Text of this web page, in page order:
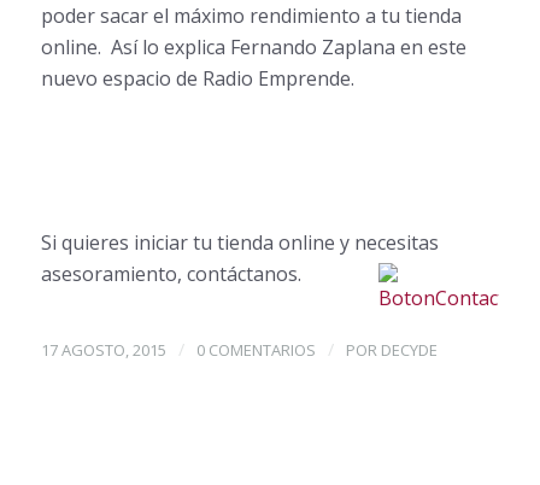
poder sacar el máximo rendimiento a tu tienda
online. Así lo explica Fernando Zaplana en este
nuevo espacio de Radio Emprende.
Si quieres iniciar tu tienda online y necesitas
asesoramiento, contáctanos.
17 AGOSTO, 2015 / 0 COMENTARIOS / POR DECYDE